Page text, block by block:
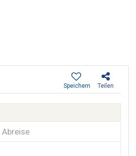
Teilen
Speichern
Abreise